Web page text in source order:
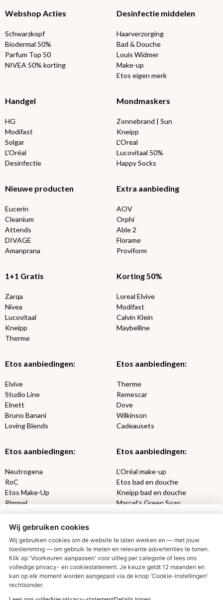
Webshop Acties
Schwarzkopf
Biodermal 50%
Parfum Top 50
NIVEA 50% korting
Desinfectie middelen
Haarverzorging
Bad & Douche
Louis Widmer
Make-up
Etos eigen merk
Handgel
HG
Modifast
Solgar
L'Oréal
Desinfectie
Mondmaskers
Zonnebrand | Sun
Kneipp
L'Oreal
Lucovitaal 50%
Happy Socks
Nieuwe producten
Eucerin
Cleanium
Attends
DIVAGE
Amanprana
Extra aanbieding
AOV
Orphi
Able 2
Florame
Proviform
1+1 Gratis
Zarqa
Nivea
Lucovitaal
Kneipp
Therme
Korting 50%
Loreal Elvive
Modifast
Calvin Klein
Maybelline
Etos aanbiedingen:
Elvive
Studio Line
Elnett
Bruno Banani
Loving Blends
Etos aanbiedingen:
Therme
Remescar
Dove
Wilkinson
Cadeausets
Etos aanbiedingen:
Neutrogena
RoC
Etos Make-Up
Rimmel
Max Factor
Etos aanbiedingen:
L’Oréal make-up
Etos bad en douche
Kneipp bad en douche
Marcel’s Green Soap
Oral-B
Etos aanbiedingen:
Aussie
Gillette
Gezichtsverzorging
DETOXEN
Always
Libresse
Gliss Kur
Wij gebruiken cookies
Wij gebruiken cookies om de website te laten werken en — met jouw
toestemming — om gebruik te meten en relevante advertenties te tonen.
Klik op 'Voorkeuren aanpassen' voor uitleg per categorie of lees ons
volledige privacy- en cookiestatement. Je keuze geldt 12 maanden en
kan op elk moment worden aangepast via de knop 'Cookie-instellingen'
rechtsonder.€2,50 korting?